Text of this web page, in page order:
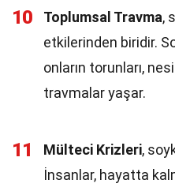
10 Toplumsal Travma,
etkilerinden biridir.
onların torunları,
travmalar yaşar.
11 Mülteci Krizleri,
İnsanlar, hayatta